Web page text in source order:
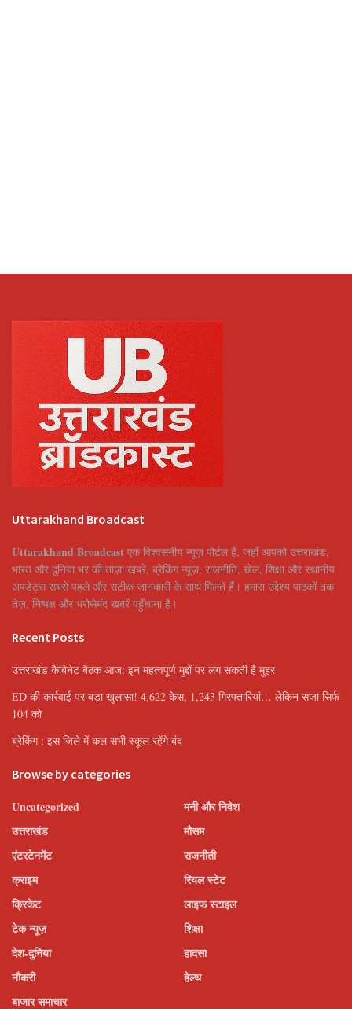
Uttarakhand Broadcast
Uttarakhand Broadcast एक विश्वसनीय न्यूज़ पोर्टल है, जहाँ आपको उत्तराखंड,
भारत और दुनिया भर की ताज़ा खबरें, ब्रेकिंग न्यूज़, राजनीति, खेल, शिक्षा और स्थानीय
अपडेट्स सबसे पहले और सटीक जानकारी के साथ मिलते हैं। हमारा उद्देश्य पाठकों तक
तेज़, निष्पक्ष और भरोसेमंद खबरें पहुँचाना है।
Recent Posts
उत्तराखंड कैबिनेट बैठक आज: इन महत्वपूर्ण मुद्दों पर लग सकती है मुहर
ED की कार्रवाई पर बड़ा खुलासा! 4,622 केस, 1,243 गिरफ्तारियां… लेकिन सजा सिर्फ
104 को
ब्रेकिंग : इस जिले में कल सभी स्कूल रहेंगे बंद
Browse by categories
Uncategorized
उत्तराखंड
एंटरटेनमेंट
क्राइम
क्रिकेट
टेक न्यूज़
देश-दुनिया
नौकरी
बाजार समाचार
मनी और निवेश
मौसम
राजनीती
रियल स्टेट
लाइफ स्टाइल
शिक्षा
हादसा
हेल्थ